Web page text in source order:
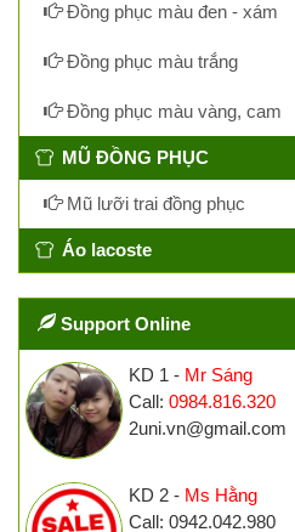
Đồng phục màu đen - xám
Đồng phục màu trắng
Đồng phục màu vàng, cam
MŨ ĐỒNG PHỤC
Mũ lưỡi trai đồng phục
Áo lacoste
Support Online
KD 1 - Mr Sáng
Call: 0984.816.320
2uni.vn@gmail.com
KD 2 - Ms Hằng
Call: 0942.042.980